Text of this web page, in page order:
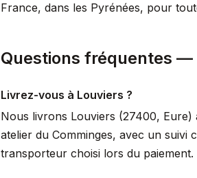
France, dans les Pyrénées, pour
Questions fréquentes —
Livrez-vous à Louviers ?
Nous livrons Louviers (27400,
atelier du Comminges, avec un suivi
transporteur choisi lors du paiement.